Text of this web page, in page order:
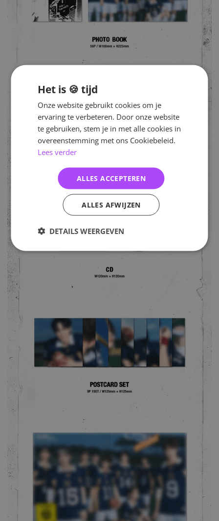
Het is 🍪 tijd
Onze website gebruikt cookies om je
ervaring te verbeteren. Door onze website
te gebruiken, stem je in met alle cookies in
overeenstemming met ons Cookiebeleid.
Lees verder
ALLES ACCEPTEREN
ALLES AFWIJZEN
DETAILS WEERGEVEN